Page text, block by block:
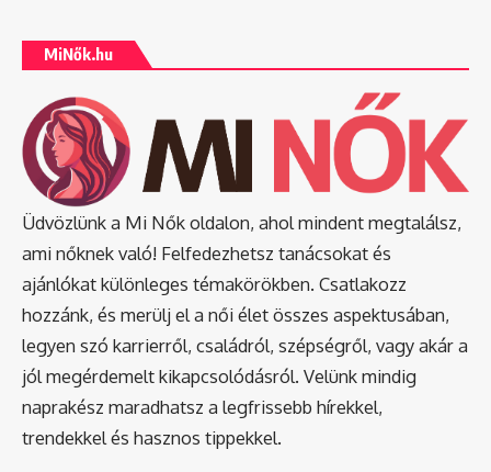
MiNők.hu
Üdvözlünk a Mi Nők oldalon, ahol mindent megtalálsz,
ami nőknek való! Felfedezhetsz tanácsokat és
ajánlókat különleges témakörökben. Csatlakozz
hozzánk, és merülj el a női élet összes aspektusában,
legyen szó karrierről, családról, szépségről, vagy akár a
jól megérdemelt kikapcsolódásról. Velünk mindig
naprakész maradhatsz a legfrissebb hírekkel,
trendekkel és hasznos tippekkel.